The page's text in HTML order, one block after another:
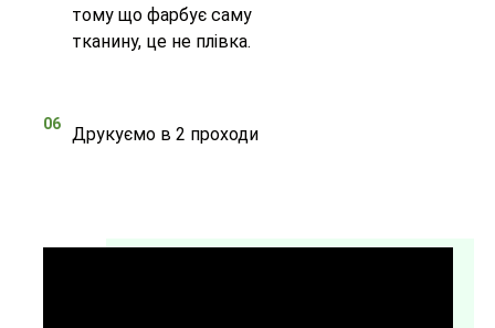
тому що фарбує саму
тканину, це не плівка.
06 Друкуємо в 2 проходи